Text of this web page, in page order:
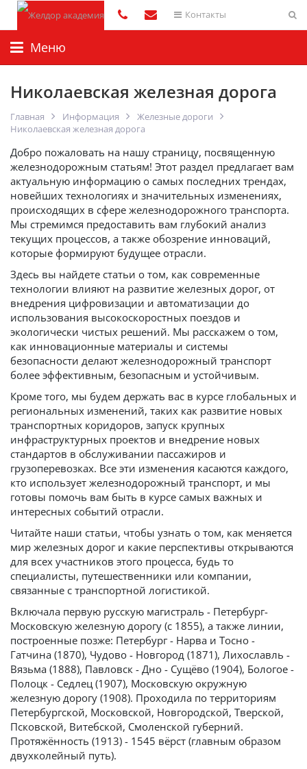
Контакты
Меню
Николаевская железная дорога
Главная Информация
Железные дороги
Николаевская железная дорога
Добро пожаловать на нашу страницу, посвященную
железнодорожным статьям! Этот раздел предлагает вам
актуальную информацию о самых последних трендах,
новейших технологиях и значительных изменениях,
происходящих в сфере железнодорожного транспорта.
Мы стремимся предоставить вам глубокий анализ
текущих процессов, а также обозрение инноваций,
которые формируют будущее отрасли.
Здесь вы найдете статьи о том, как современные
технологии влияют на развитие железных дорог, от
внедрения цифровизации и автоматизации до
использования высокоскоростных поездов и
экологически чистых решений. Мы расскажем о том,
как инновационные материалы и системы
безопасности делают железнодорожный транспорт
более эффективным, безопасным и устойчивым.
Кроме того, мы будем держать вас в курсе глобальных и
региональных изменений, таких как развитие новых
транспортных коридоров, запуск крупных
инфраструктурных проектов и внедрение новых
стандартов в обслуживании пассажиров и
грузоперевозках. Все эти изменения касаются каждого,
кто использует железнодорожный транспорт, и мы
готовы помочь вам быть в курсе самых важных и
интересных событий отрасли.
Читайте наши статьи, чтобы узнать о том, как меняется
мир железных дорог и какие перспективы открываются
для всех участников этого процесса, будь то
специалисты, путешественники или компании,
связанные с транспортной логистикой.
Включала первую русскую магистраль - Петербург-
Московскую железную дорогу (с 1855), а также линии,
построенные позже: Петербург - Нарва и Тосно -
Гатчина (1870), Чудово - Новгород (1871), Лихославль -
Вязьма (1888), Павловск - Дно - Сущёво (1904), Бологое -
Полоцк - Седлец (1907), Московскую окружную
железную дорогу (1908). Проходила по территориям
Петербургской, Московской, Новгородской, Тверской,
Псковской, Витебской, Смоленской губерний.
Протяжённость (1913) - 1545 вёрст (главным образом
двухколейный путь).